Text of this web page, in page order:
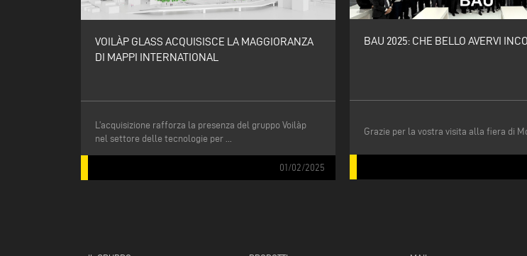
VOILÀP GLASS ACQUISISCE LA MAGGIORANZA
DI MAPPI INTERNATIONAL
L’acquisizione rafforza la presenza del gruppo Voilàp
nel settore delle tecnologie per ...
01/02/2025
BAU 2025: CHE BELLO AVERVI
Grazie per la vostra visita alla fiera di